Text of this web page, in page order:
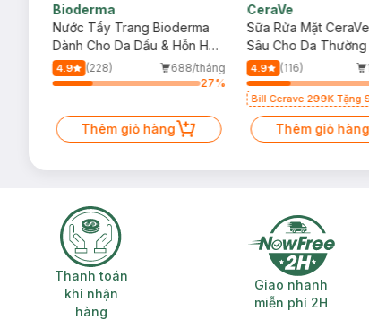
Bioderma
Nước Tẩy Trang Bioderma
Dành Cho Da Dầu & Hỗn Hợp
500ml
4.9 (228)
688/tháng
27%
Thêm giỏ hàng
CeraVe
Sữa Rửa Mặt
Sâu Cho Da
Dầu 473ml
4.9 (116)
Bill Cerave 299K Tặng
Thêm giỏ hàng
Thanh toán khi nhận hàng
Thanh toán
khi nhận
hàng
Giao
Giao nhanh
miễn phí 2H